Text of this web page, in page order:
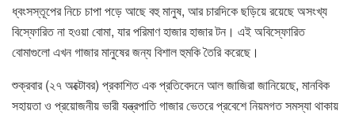
ধ্বংসস্তূপের নিচে চাপা পড়ে আছে বহু মানুষ, আর চারদিকে ছড়িয়ে রয়েছে অসংখ্য
বিস্ফোরিত না হওয়া বোমা, যার পরিমাণ হাজার হাজার টন। এই অবিস্ফোরিত
বোমাগুলো এখন গাজার মানুষের জন্য বিশাল হুমকি তৈরি করেছে।
শুক্রবার (২৭ অক্টোবর) প্রকাশিত এক প্রতিবেদনে আল জাজিরা জানিয়েছে, মানবিক
সহায়তা ও প্রয়োজনীয় ভারী যন্ত্রপাতি গাজার ভেতরে প্রবেশে নিয়মগত সমস্যা থাকায়